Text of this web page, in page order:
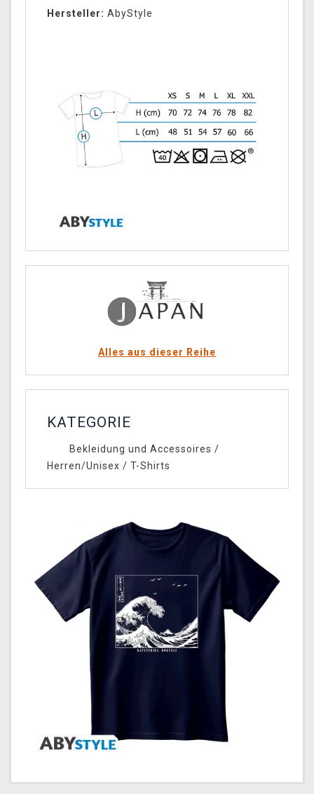
Hersteller: AbyStyle
Alles aus dieser Reihe
KATEGORIE
Bekleidung und Accessoires /
Herren/Unisex / T-Shirts